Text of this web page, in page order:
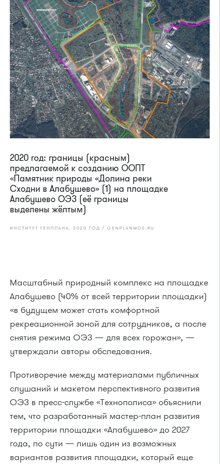
2020 год: границы (красным)
предлагаемой к созданию ООПТ
«Памятник природы «Долина реки
Сходни в Алабушево» (1) на площадке
Алабушево ОЭЗ (её границы
выделены жёлтым)
ИНСТИТУТ ГЕНПЛАНА, 2020 ГОД / GENPLANMOS.RU
Масштабный природный комплекс на площадке
Алабушево (40% от всей территории площадки)
«в будущем может стать комфортной
рекреационной зоной для сотрудников, а после
снятия режима ОЭЗ — для всех горожан», —
утверждали авторы обследования.
Противоречие между материалами публичных
слушаний и макетом перспективного развития
ОЭЗ в пресс-службе «Технополиса» объяснили
тем, что разработанный мастер-план развития
территории площадки «Алабушево» до 2027
года, по сути — лишь один из возможных
вариантов развития площадки, который еще